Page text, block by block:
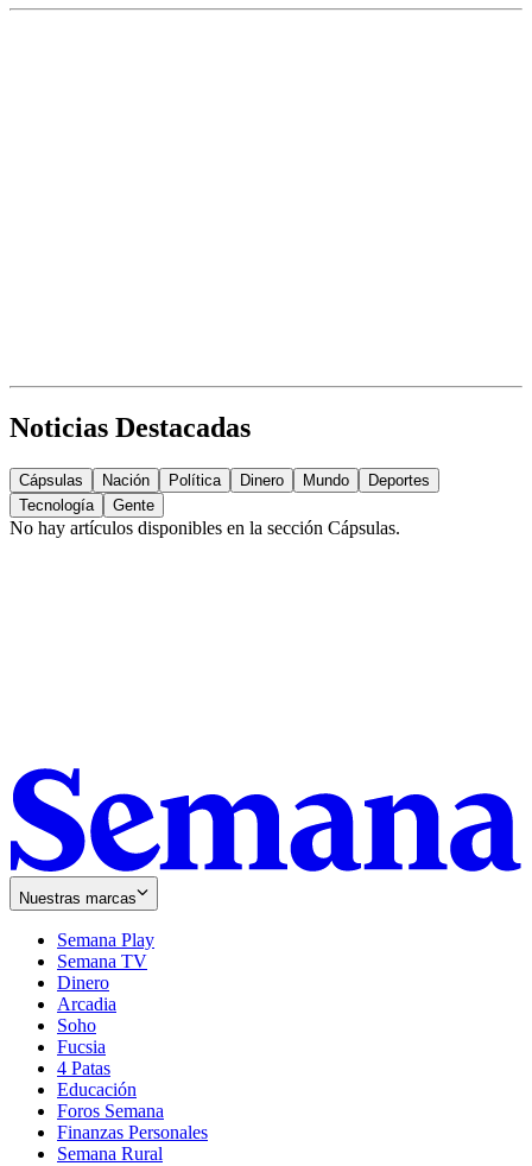
Noticias Destacadas
Cápsulas Nación Política Dinero Mundo
Deportes
Tecnología
Gente
No hay artículos disponibles en la sección Cápsulas.
Nuestras marcas
Semana Play
Semana TV
Dinero
Arcadia
Soho
in
new
window
Fucsia
in
new
window
4 Patas
Educación
Foros Semana
Finanzas Personales
Semana Rural